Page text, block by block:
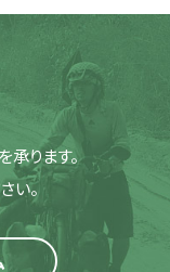
承ります。
い。